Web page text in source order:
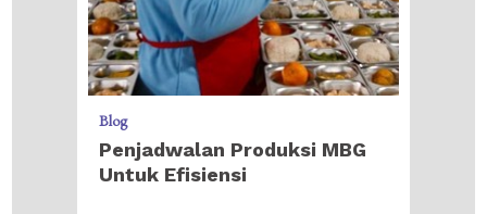
Blog
Penjadwalan Produksi MBG
Untuk Efisiensi